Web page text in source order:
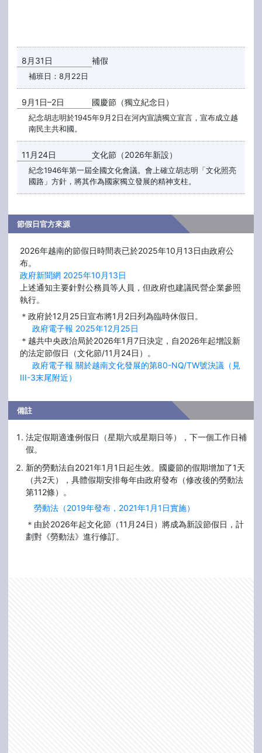
8月31日 補假
補班日：8月22日
9月1日–2日 國慶節（獨立紀念日）
紀念胡志明於1945年9月2日在河內宣讀獨立宣言，宣布成立越
南民主共和國。
11月24日 文化節（2026年新設）
紀念1946年第一屆全國文化會議。會上確立胡志明「文化照亮
國路」方針，將其作為國家獨立發展的精神支柱。
節假日官方來源
2026年越南的節假日時間表已於2025年10月13日由政府公
布。
政府新聞網 2025年10月13日
上述通知主要針對公務員等人員，但政府也建議民營企業參照
執行。
＊政府於12月25日宣布將1月2日列為臨時休假日。
政府電子報 2025年12月25日
＊越共中央政治局於2026年1月7日決定，自2026年起增設新
的法定節假日（文化節/11月24日）。
政府電子報 關於越南文化發展的第80-NQ/TW號決議（見
III-3末尾附近）
備註
法定假期適逢例假日（星期六或星期日等），下一個工作日補
假。
新的勞動法自2021年1月1日起生效。國慶節的假期增加了1天
（共2天），具體假期安排每年由政府發布（修改後的勞動法
第112條）。
勞動法（2019年發布，2021年1月1日實施）
＊由於2026年起文化節（11月24日）將成為新設節假日，計
劃對《勞動法》進行修訂。